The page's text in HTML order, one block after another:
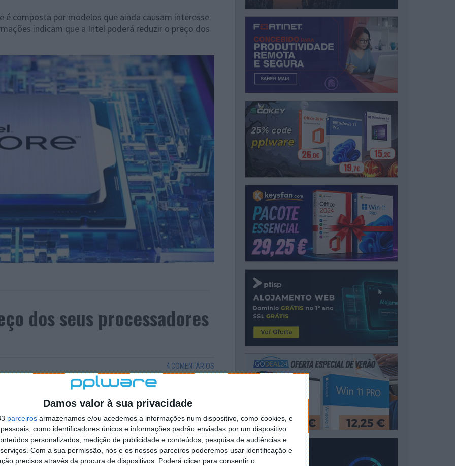
Damos valor à sua privacidade
parceiros armazenamos e/ou acedemos a informações num dispositivo, como cookies, e
como identificadores únicos e informações padrão enviadas por um dispositivo
personalizados, medição de publicidade e conteúdos, pesquisa de audiências e
Com a sua permissão, nós e os nossos parceiros poderemos usar identificação e
precisos através da procura de dispositivos. Poderá clicar para consentir o
é composta por modelos que ainda causam interesse
indicam que a Intel poderá reduzir o preço dos
dos seus processadores
4 COMENTÁRIOS
está nada famoso. São muitas as notícias que nos
irmos às compras para vermos que os produtos
equipamentos tecnológicos sofram com esta
aumentou o preço dos seus processadores Core